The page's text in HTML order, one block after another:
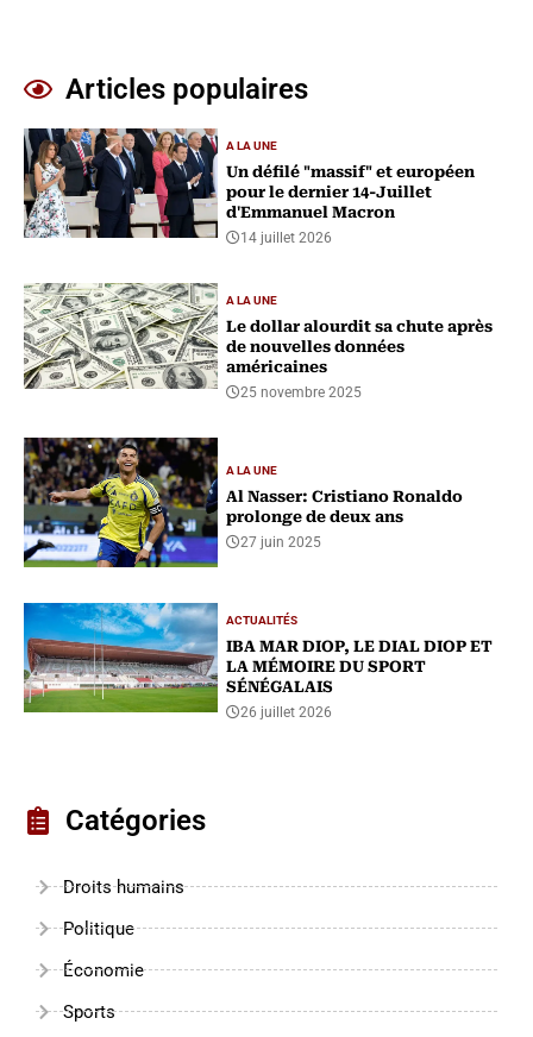
Articles populaires
A LA UNE
Un défilé "massif" et européen
pour le dernier 14-Juillet
d'Emmanuel Macron
14 juillet 2026
A LA UNE
Le dollar alourdit sa chute après
de nouvelles données
américaines
25 novembre 2025
A LA UNE
Al Nasser: Cristiano Ronaldo
prolonge de deux ans
27 juin 2025
ACTUALITÉS
IBA MAR DIOP, LE DIAL DIOP ET
LA MÉMOIRE DU SPORT
SÉNÉGALAIS
26 juillet 2026
Catégories
Droits humains
Politique
Économie
Sports